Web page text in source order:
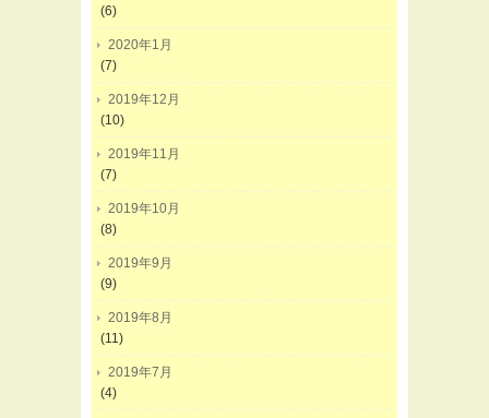
(6)
2020年1月
(7)
2019年12月
(10)
2019年11月
(7)
2019年10月
(8)
2019年9月
(9)
2019年8月
(11)
2019年7月
(4)